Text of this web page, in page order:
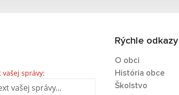
vašej správy:
Rýchle odkazy
O obci
História obce
Školstvo